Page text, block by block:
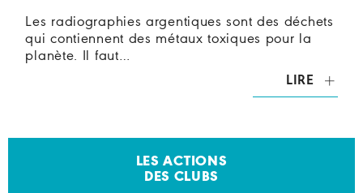
Les radiographies argentiques sont des déchets
qui contiennent des métaux toxiques pour la
planète. Il faut…
LIRE
LES ACTIONS
DES CLUBS